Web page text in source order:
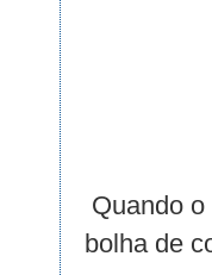
Quando
bolha de